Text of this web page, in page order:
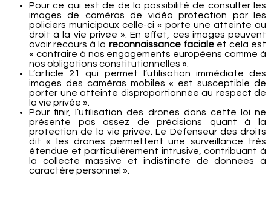
Pour ce qui est de de la possibilité de consulter les
images de caméras de vidéo protection par les
policiers municipaux celle-ci « porte une atteinte au
droit à la vie privée ». En effet, ces images peuvent
avoir recours à la reconnaissance facialeet cela est
« contraire à nos engagements européens comme à
nos obligations constitutionnelles ».
L’article 21 qui permet l’utilisation immédiate des
images des caméras mobiles « est susceptible de
porter une atteinte disproportionnée au respect de
la vie privée ».
Pour finir, l’utilisation des drones dans cette loi ne
présente pas assez de précisions quant à la
protection de la vie privée. Le Défenseur des droits
dit « les drones permettent une surveillance très
étendue et particulièrement intrusive, contribuant à
la collecte massive et indistincte de données à
caractère personnel ».